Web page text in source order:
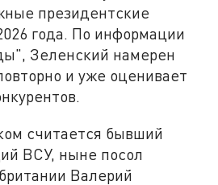
президентские
года. По информации
Зеленский намерен
и уже оценивает
считается бывший
ВСУ, ныне посол
Валерий